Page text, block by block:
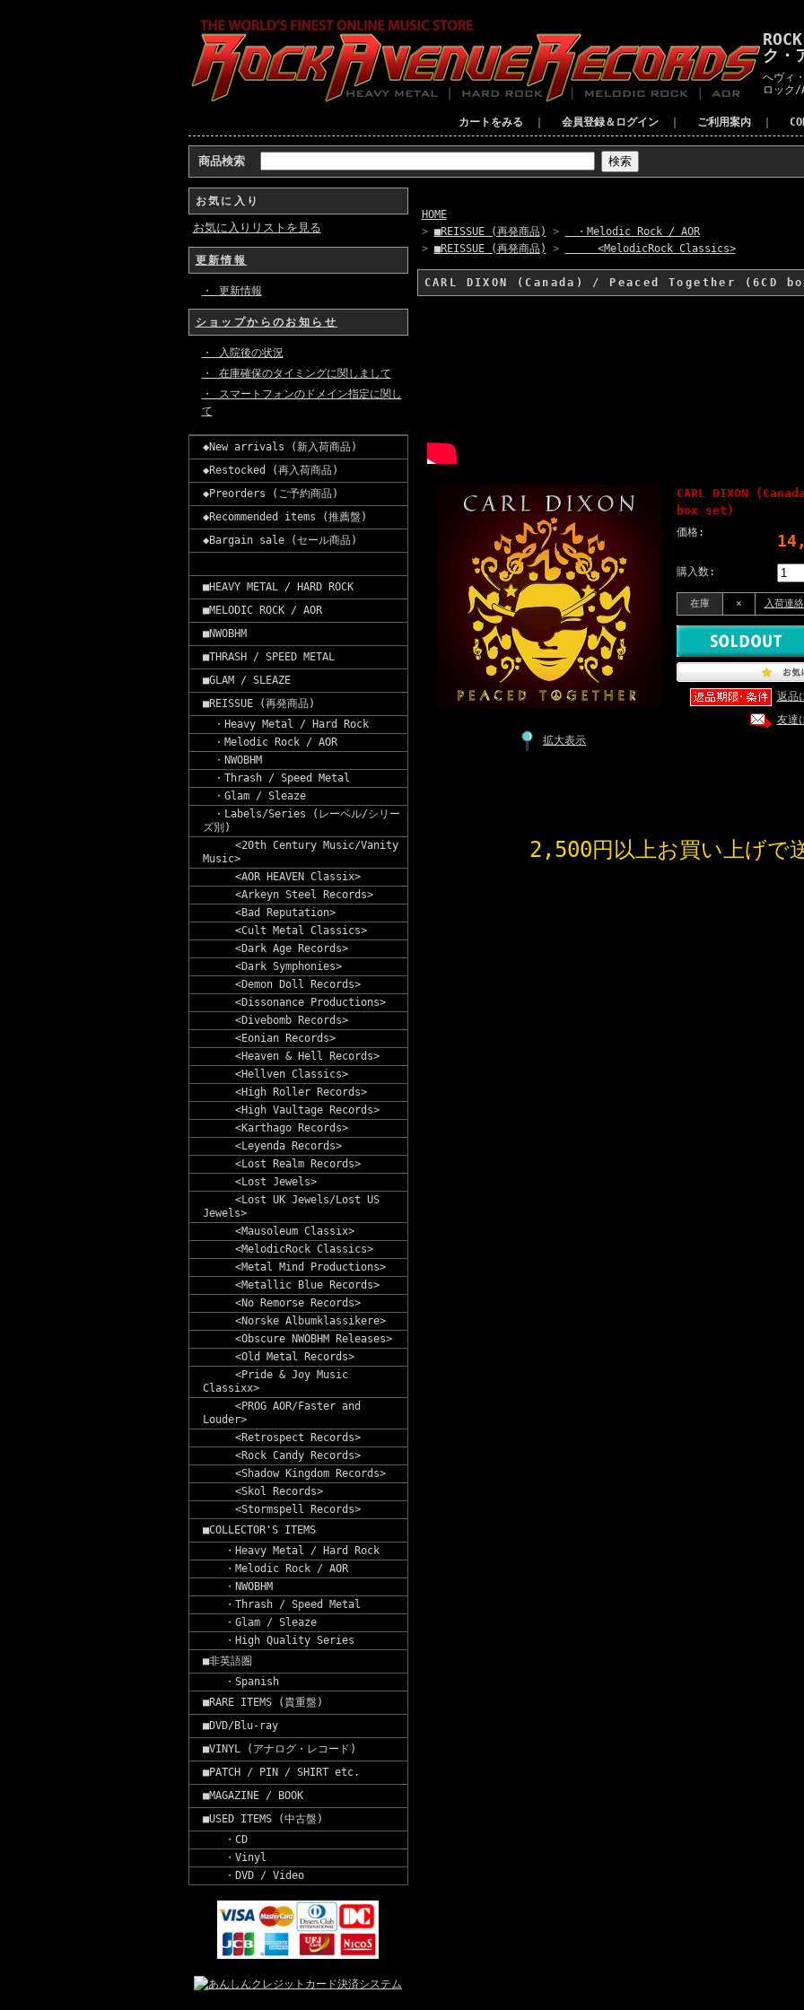
ク・
へヴィ
ロック/
カートをみる 会員登録＆ログイン ご利用案内
商品検索
お気に入り
お気に入りリストを見る
更新情報
・ 更新情報
ショップからのお知らせ
・ 入院後の状況
・ 在庫確保のタイミングに関しまして
・ スマートフォンのドメイン指定に関し
て
◆New arrivals (新入荷商品)
◆Restocked (再入荷商品)
◆Preorders (ご予約商品)
◆Recommended items (推薦盤)
◆Bargain sale (セール商品)
■HEAVY METAL / HARD ROCK
■MELODIC ROCK / AOR
■NWOBHM
■THRASH / SPEED METAL
■GLAM / SLEAZE
■REISSUE (再発商品)
・Heavy Metal / Hard Rock
・Melodic Rock / AOR
・NWOBHM
・Thrash / Speed Metal
・Glam / Sleaze
・Labels/Series (レーベル/シリー
ズ別)
<20th Century Music/Vanity
Music>
<AOR HEAVEN Classix>
<Arkeyn Steel Records>
<Bad Reputation>
<Cult Metal Classics>
<Dark Age Records>
<Dark Symphonies>
<Demon Doll Records>
<Dissonance Productions>
<Divebomb Records>
<Eonian Records>
<Heaven & Hell Records>
<Hellven Classics>
<High Roller Records>
<High Vaultage Records>
<Karthago Records>
<Leyenda Records>
<Lost Realm Records>
<Lost Jewels>
<Lost UK Jewels/Lost US
Jewels>
<Mausoleum Classix>
<MelodicRock Classics>
<Metal Mind Productions>
<Metallic Blue Records>
<No Remorse Records>
<Norske Albumklassikere>
<Obscure NWOBHM Releases>
<Old Metal Records>
<Pride & Joy Music
Classixx>
<PROG AOR/Faster and
Louder>
<Retrospect Records>
<Rock Candy Records>
<Shadow Kingdom Records>
<Skol Records>
<Stormspell Records>
■COLLECTOR'S ITEMS
・Heavy Metal / Hard Rock
・Melodic Rock / AOR
・NWOBHM
・Thrash / Speed Metal
・Glam / Sleaze
・High Quality Series
■非英語圏
・Spanish
■RARE ITEMS (貴重盤)
■DVD/Blu-ray
■VINYL (アナログ・レコード)
■PATCH / PIN / SHIRT etc.
■MAGAZINE / BOOK
■USED ITEMS (中古盤)
・CD
・Vinyl
・DVD / Video
HOME
> ■REISSUE (再発商品) >
・Melodic Rock / AOR
> ■REISSUE (再発商品) > <MelodicRock Classics>
CARL DIXON (Canada) / Peaced Together (6CD
拡大表示
CARL DIXON
box set)
価格:
購入数:
在庫 × 入荷連
返品
友達
2,500円以上お買い上げで